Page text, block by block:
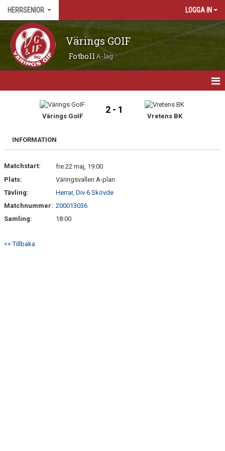
HERRSENIOR LOGGA IN
Värings GOIF
FotbollA-lag
MATCHER
KALENDER
BILDGALLERI
Värings GoIF
2 - 1
Vretens BK
INFORMATION
Matchstart:
fre 22 maj, 19:00
Plats:
Väringsvallen A-plan
Tävling:
Herrar, Div 6 Skövde
Matchnummer: 200013036
Samling:
18:00
<< Tillbaka